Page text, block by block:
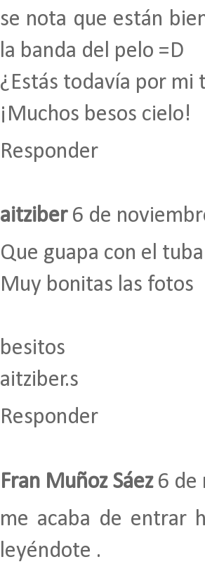
se nota que están
la banda del pelo =D
¿Estás todavía por mi
¡Muchos besos cielo!
Responder
aitziber 6 de
Que guapa con el
Muy bonitas las fotos
besitos
aitziber.s
Responder
Fran Muñoz Sáez 6 de
me acaba de entrar
leyéndote .